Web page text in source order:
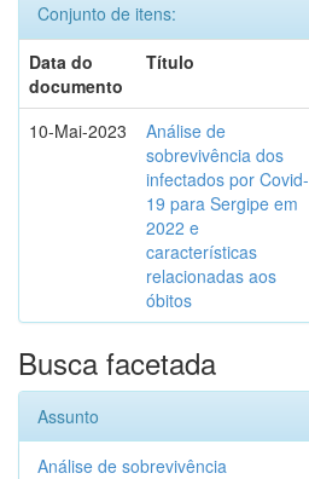
Conjunto de itens:
Data do
documento
Título
10-Mai-2023
Análise de
sobrevivência dos
infectados por Covid-
19 para Sergipe em
2022 e
características
relacionadas aos
óbitos
Busca facetada
Assunto
Análise de sobrevivência